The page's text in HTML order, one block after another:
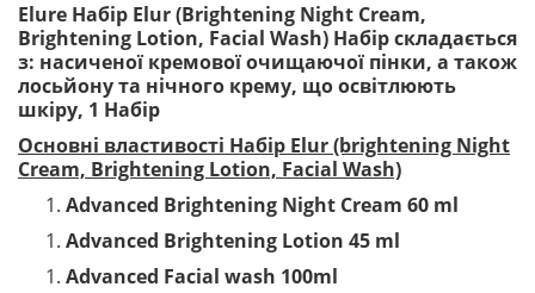
Elure Набір Elur (Brightening Night Cream,
Brightening Lotion, Facial Wash) Набір складається
з: насиченої кремової очищаючої пінки, а також
лосьйону та нічного крему, що освітлюють
шкіру, 1 Набір
Основні властивості Набір Elur (brightening Night
Cream, Brightening Lotion, Facial Wash)
Advanced Brightening Night Cream 60 ml
Advanced Brightening Lotion 45 ml
Advanced Facial wash 100ml